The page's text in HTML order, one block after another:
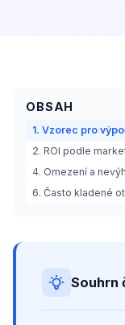
OBSAH
1. Vzorec pro
2. ROI podle
4. Omezení a
6. Často kladené
Souhrn